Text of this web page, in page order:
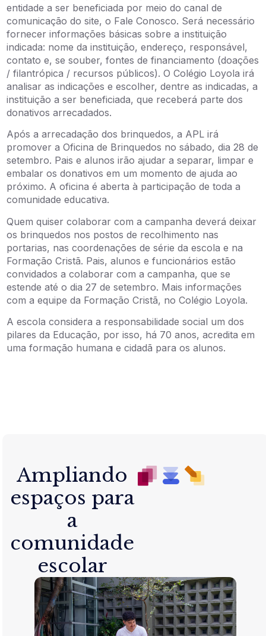
entidade a ser beneficiada por meio do canal de
comunicação do site, o Fale Conosco. Será necessário
fornecer informações básicas sobre a instituição
indicada: nome da instituição, endereço, responsável,
contato e, se souber, fontes de financiamento (doações
/ filantrópica / recursos públicos). O Colégio Loyola irá
analisar as indicações e escolher, dentre as indicadas, a
instituição a ser beneficiada, que receberá parte dos
donativos arrecadados.
Após a arrecadação dos brinquedos, a APL irá
promover a Oficina de Brinquedos no sábado, dia 28 de
setembro. Pais e alunos irão ajudar a separar, limpar e
embalar os donativos em um momento de ajuda ao
próximo. A oficina é aberta à participação de toda a
comunidade educativa.
Quem quiser colaborar com a campanha deverá deixar
os brinquedos nos postos de recolhimento nas
portarias, nas coordenações de série da escola e na
Formação Cristã. Pais, alunos e funcionários estão
convidados a colaborar com a campanha, que se
estende até o dia 27 de setembro. Mais informações
com a equipe da Formação Cristã, no Colégio Loyola.
A escola considera a responsabilidade social um dos
pilares da Educação, por isso, há 70 anos, acredita em
uma formação humana e cidadã para os alunos.
Ampliando
espaços para
a
comunidade
escolar